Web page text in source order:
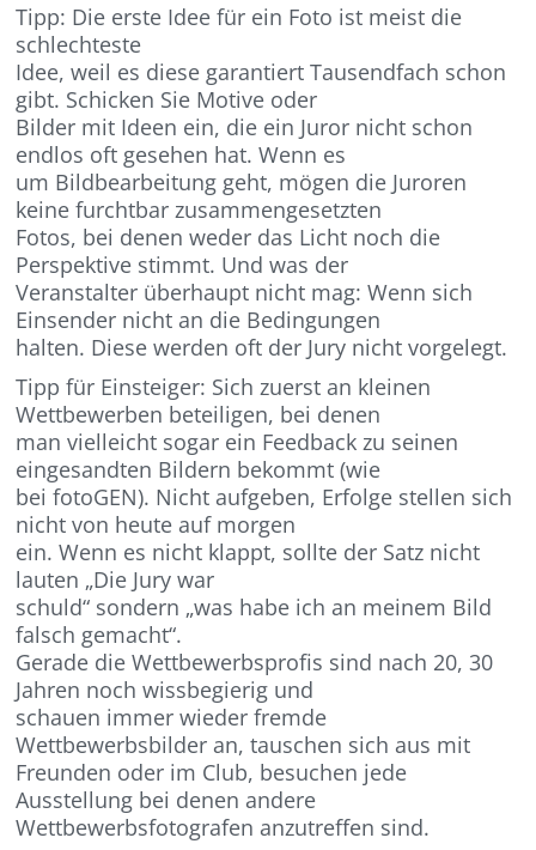
Tipp: Die erste Idee für ein Foto ist meist die
schlechteste
Idee, weil es diese garantiert Tausendfach schon
gibt. Schicken Sie Motive oder
Bilder mit Ideen ein, die ein Juror nicht schon
endlos oft gesehen hat. Wenn es
um Bildbearbeitung geht, mögen die Juroren
keine furchtbar zusammengesetzten
Fotos, bei denen weder das Licht noch die
Perspektive stimmt. Und was der
Veranstalter überhaupt nicht mag: Wenn sich
Einsender nicht an die Bedingungen
halten. Diese werden oft der Jury nicht vorgelegt.
Tipp für Einsteiger: Sich zuerst an kleinen
Wettbewerben beteiligen, bei denen
man vielleicht sogar ein Feedback zu seinen
eingesandten Bildern bekommt (wie
bei fotoGEN). Nicht aufgeben, Erfolge stellen sich
nicht von heute auf morgen
ein. Wenn es nicht klappt, sollte der Satz nicht
lauten „Die Jury war
schuld“ sondern „was habe ich an meinem Bild
falsch gemacht“.
Gerade die Wettbewerbsprofis sind nach 20, 30
Jahren noch wissbegierig und
schauen immer wieder fremde
Wettbewerbsbilder an, tauschen sich aus mit
Freunden oder im Club, besuchen jede
Ausstellung bei denen andere
Wettbewerbsfotografen anzutreffen sind.